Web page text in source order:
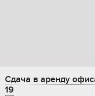
Сдача в аренду
19